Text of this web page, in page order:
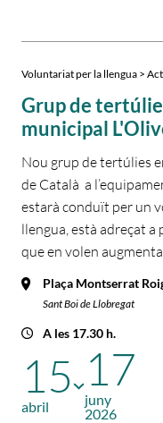
Voluntariat per la llengua >
Grup de
municipal
Nou grup de tertúlies
de Català a
estarà conduït per un
llengua, està adreçat a
que en volen
Plaça Montserrat
Sant Boi de Llobregat
A les 17.30 h.
15
abril
17
juny
2026